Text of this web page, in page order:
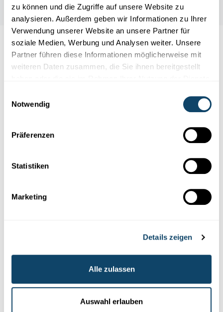
zu können und die Zugriffe auf unsere Website zu
analysieren. Außerdem geben wir Informationen zu Ihrer
Verwendung unserer Website an unsere Partner für
soziale Medien, Werbung und Analysen weiter. Unsere
Partner führen diese Informationen möglicherweise mit
weiteren Daten zusammen, die Sie ihnen bereitgestellt
Notwendig
Präferenzen
Statistiken
Marketing
Details zeigen
Alle zulassen
Auswahl erlauben
Auch interessant
wurde sie „Astronaut for a Day“ und nahm an einem Zero-
Gravity...
Luxembourg Space Agency